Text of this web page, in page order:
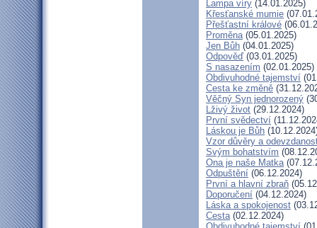
Lampa víry (14.01.2025)
Křesťanské mumie
Přešťastní králové
Proměna(05.01.2025)
Jen Bůh (04.01.2025)
Odpověď (03.01.2025)
S nasazením (02.01.2025)
Obdivuhodné tajemství
Cesta ke změně
Věčný Syn jednorozený
Lživý život (29.12.2024)
První svědectví
Láskou je Bůh
Vzor důvěry a
Svým bohatstvím
Ona je naše Matka
Odpuštění (06.12.2024)
První a hlavní zbraň
Doporučení (04.12.2024)
Láska a spokojenost
Cesta(02.12.2024)